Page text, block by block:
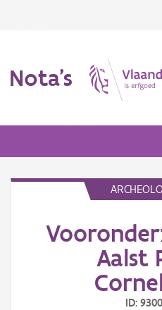
Nota's
Aanmelden
Aalst
ID: